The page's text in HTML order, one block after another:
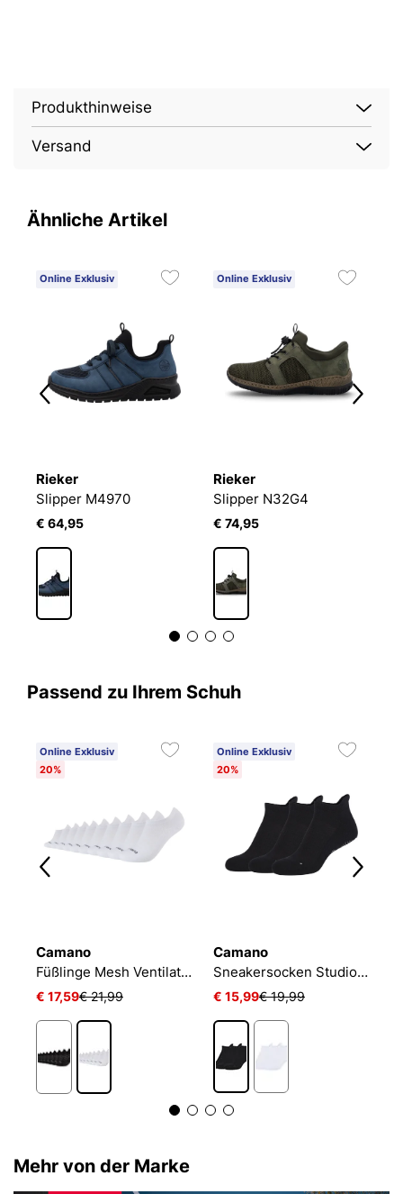
Produkthinweise
Versand
Ähnliche Artikel
Online Exklusiv
Rieker
Slipper M4970
€ 64,95
Online Exklusiv
Rieker
Slipper N32G4
€ 74,95
Passend zu Ihrem Schuh
Online Exklusiv
20%
Camano
Füßlinge Mesh Ventilation
€ 17,59€ 21,99
Online Exklusiv
20%
Camano
Sneakersocken Studio-Line Pilates und Yoga
€ 15,99€ 19,99
Mehr von der Marke